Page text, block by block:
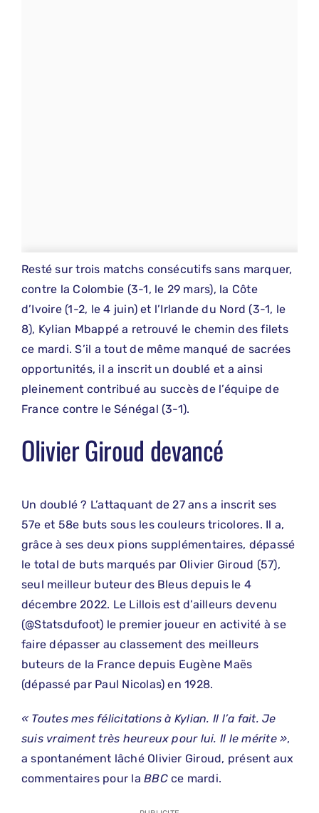
Resté sur trois matchs consécutifs sans marquer,
contre la Colombie (3-1, le 29 mars), la Côte
d’Ivoire (1-2, le 4 juin) et l’Irlande du Nord (3-1, le
8), Kylian Mbappé a retrouvé le chemin des filets
ce mardi. S’il a tout de même manqué de sacrées
opportunités, il a inscrit un doublé et a ainsi
pleinement contribué au succès de l’équipe de
France contre le Sénégal (3-1).
Olivier Giroud devancé
Un doublé ? L’attaquant de 27 ans a inscrit ses
57e et 58e buts sous les couleurs tricolores. Il a,
grâce à ses deux pions supplémentaires, dépassé
le total de buts marqués par Olivier Giroud (57),
seul meilleur buteur des Bleus depuis le 4
décembre 2022. Le Lillois est d’ailleurs devenu
(@Statsdufoot) le premier joueur en activité à se
faire dépasser au classement des meilleurs
buteurs de la France depuis Eugène Maës
(dépassé par Paul Nicolas) en 1928.
« Toutes mes félicitations à Kylian. Il l’a fait. Je
suis vraiment très heureux pour lui. Il le mérite »,
a spontanément lâché Olivier Giroud, présent aux
commentaires pour laBBCce mardi.